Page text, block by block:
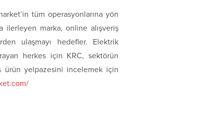
tüm operasyonlarına yön
ilerleyen marka, online alışveriş
ulaşmayı hedefler. Elektrik
herkes için KRC, sektörün
ürün yelpazesini incelemek için